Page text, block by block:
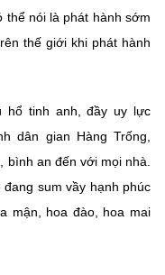
thể nói là phát hành sớm
thế giới khi phát hành
hổ tinh anh, đầy uy lực
dân gian Hàng Trống,
bình an đến với mọi nhà.
sum vầy hạnh phúc
mận, hoa đào, hoa mai